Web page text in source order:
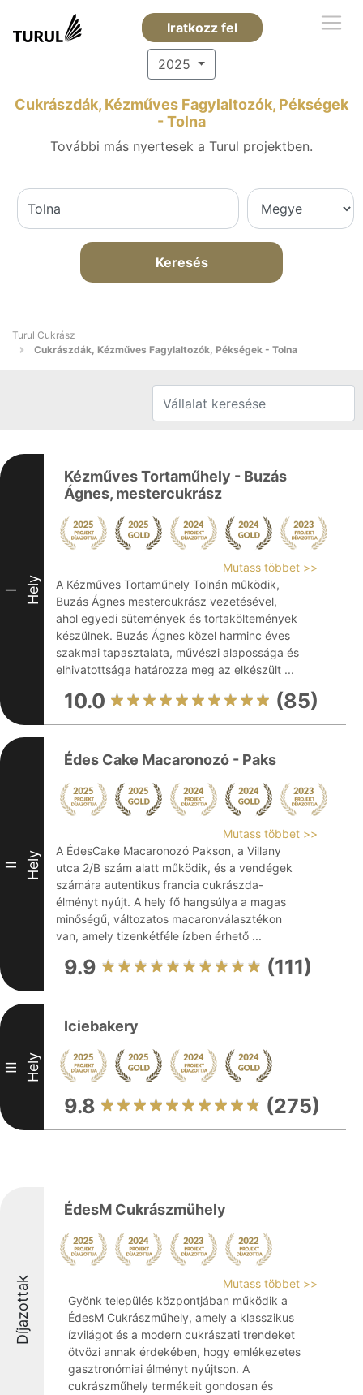
Iratkozz fel
2025
Cukrászdák, Kézműves Fagylaltozók, Pékségek
- Tolna
További más nyertesek a Turul projektben.
Keresés
Turul Cukrász
Cukrászdák, Kézműves Fagylaltozók, Pékségek - Tolna
I Hely
Kézműves Tortaműhely - Buzás
Ágnes, mestercukrász
Mutass többet >>
A Kézműves Tortaműhely Tolnán működik,
Buzás Ágnes mestercukrász vezetésével,
ahol egyedi sütemények és tortaköltemények
készülnek. Buzás Ágnes közel harminc éves
szakmai tapasztalata, művészi alapossága és
elhivatottsága határozza meg az elkészült ...
10.0 (85)
II Hely
Édes Cake Macaronozó - Paks
Mutass többet >>
A ÉdesCake Macaronozó Pakson, a Villany
utca 2/B szám alatt működik, és a vendégek
számára autentikus francia cukrászda-
élményt nyújt. A hely fő hangsúlya a magas
minőségű, változatos macaronválasztékon
van, amely tizenkétféle ízben érhető ...
9.9 (111)
III Hely
Iciebakery
9.8 (275)
Díjazottak
ÉdesM Cukrászmühely
Mutass többet >>
Gyönk település központjában működik a
ÉdesM Cukrászműhely, amely a klasszikus
ízvilágot és a modern cukrászati trendeket
ötvözi annak érdekében, hogy emlékezetes
gasztronómiai élményt nyújtson. A
cukrászműhely termékeit gondosan és